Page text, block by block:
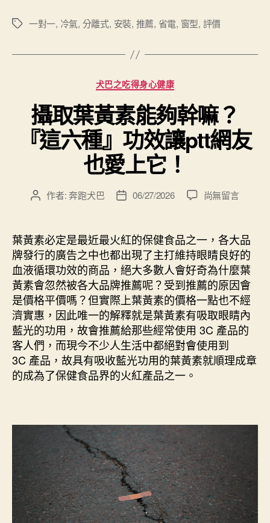
標
一對一, 冷氣, 分離式, 安裝, 推薦, 省電, 窗型, 評價
分
類
犬巴之吃得身心健康
攝取葉黃素能夠幹嘛？
『這六種』功效讓ptt網友
也愛上它！
文
者
作者:奔跑犬巴
文
佈
日
期
06/27/2026
在
黃
素
能
夠
幹
嘛？
『這
六
種』
功
也
愛
上
它！〉
中
尚無留言
葉黃素必定是最近最火紅的保健食品之一，各大品
牌發行的廣告之中也都出現了主打維持眼睛良好的
血液循環功效的商品，絕大多數人會好奇為什麼葉
黃素會忽然被各大品牌推薦呢？受到推薦的原因會
是價格平價嗎？但實際上葉黃素的價格一點也不經
濟實惠，因此唯一的解釋就是葉黃素有吸取眼睛內
藍光的功用，故會推薦給那些經常使用 3C 產品的
客人們，而現今不少人生活中都絕對會使用到
3C 產品，故具有吸收藍光功用的葉黃素就順理成章
的成為了保健食品界的火紅產品之一。